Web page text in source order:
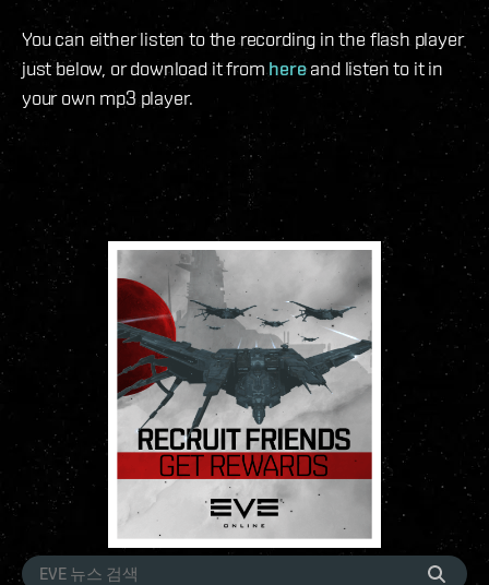
You can either listen to the recording in the flash player
just below, or download it fromhereand listen to it in
your own mp3 player.